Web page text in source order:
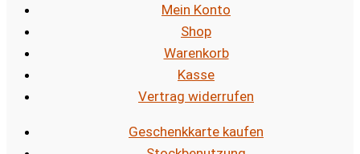
Mein Konto
Shop
Warenkorb
Kasse
Vertrag widerrufen
Geschenkkarte kaufen